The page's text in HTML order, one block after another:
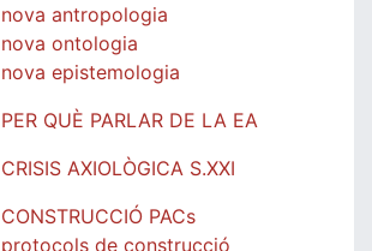
nova antropologia
nova ontologia
nova epistemologia
PER QUÈ PARLAR DE LA EA
CRISIS AXIOLÒGICA S.XXI
CONSTRUCCIÓ PACs
protocols de construcció